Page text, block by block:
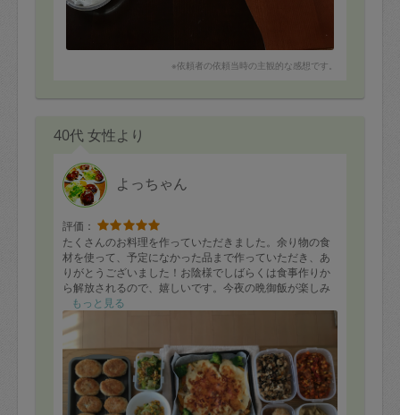
※依頼者の依頼当時の主観的な感想です。
40代 女性より
よっちゃん
評価：
たくさんのお料理を作っていただきました。余り物の食
材を使って、予定になかった品まで作っていただき、あ
りがとうございました！お陰様でしばらくは食事作りか
ら解放されるので、嬉しいです。今夜の晩御飯が楽しみ
です！ またよろしくお願いします。
もっと見る